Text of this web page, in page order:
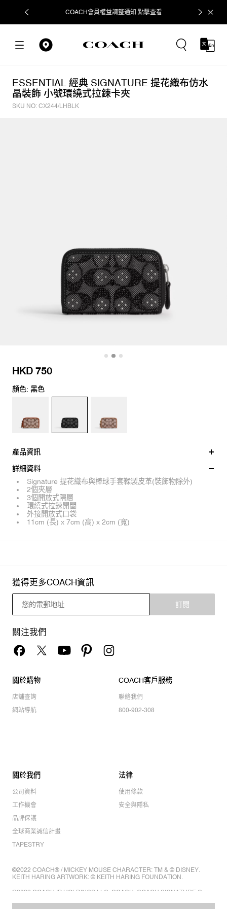
COACH會員權益調整通知 點擊查看 立即追蹤
ESSENTIAL 經典 SIGNATURE 提花織布仿水
晶裝飾 小號環繞式拉鍊卡夾
SKU NO: CX244/LHBLK
HKD 750
顏色: 黑色
產品資訊
詳細資料
Signature 提花織布與棒球手套鞣製皮革(裝飾物除外)
2個夾層
3個開放式隔層
環繞式拉鍊開闔
外接開放式口袋
11cm (長) x 7cm (高) x 2cm (寬)
獲得更多COACH資訊
訂閱
關注我們
關於購物
店舖查詢
網站導航
COACH客戶服務
聯絡我們
800-902-308
關於我們
公司資料
工作機會
品牌保護
全球商業誠信計畫
TAPESTRY
法律
使用條款
安全與隱私
©2022 COACH® / MICKEY MOUSE CHARACTER: TM & © DISNEY.
KEITH HARING ARTWORK: © KEITH HARING FOUNDATION.
©2022 COACH IP HOLDINGS LLC. COACH, COACH SIGNATURE C